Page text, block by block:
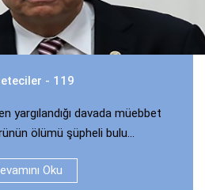
- 119
yargılandığı davada müebbet
ölümü şüpheli bulu...
Oku